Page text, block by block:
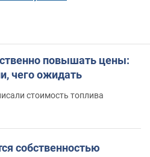
повышать цены:
чего ожидать
стоимость топлива
собственностью